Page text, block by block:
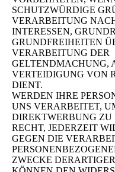
SCHUTZWÜRDIGE
VERARBEITUNG
INTERESSEN,
GRUNDFREIHEITEN
VERARBEITUNG DER
GELTENDMACHUNG,
VERTEIDIGUNG VON
DIENT.
WERDEN IHRE
UNS VERARBEITET,
DIREKTWERBUNG ZU
RECHT, JEDERZEIT
GEGEN DIE
ZWECKE